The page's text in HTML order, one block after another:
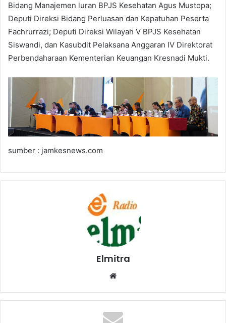
Bidang Manajemen luran BPJS Kesehatan Agus Mustopa;
Deputi Direksi Bidang Perluasan dan Kepatuhan Peserta
Fachrurrazi; Deputi Direksi Wilayah V BPJS Kesehatan
Siswandi, dan Kasubdit Pelaksana Anggaran IV Direktorat
Perbendaharaan Kementerian Keuangan Kresnadi Mukti.
sumber : jamkesnews.com
Elmitra
Website